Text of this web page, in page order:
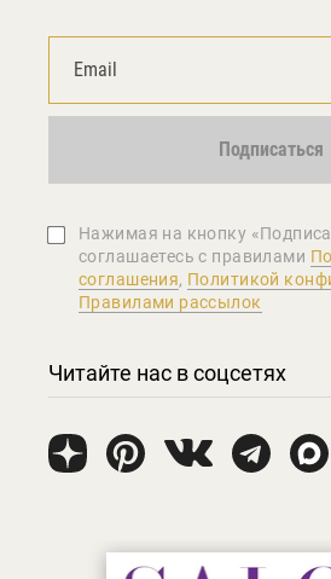
Подписаться
Нажимая на кнопку
соглашаетеcь с правилами
соглашения, Политикой
Правилами рассылок
Читайте нас в соцсетях